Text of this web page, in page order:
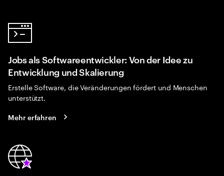
Jobs als Softwareentwickler: Von der Idee zu
Entwicklung und Skalierung
Erstelle Software, die Veränderungen fördert und Menschen
unterstützt.
Mehr erfahren